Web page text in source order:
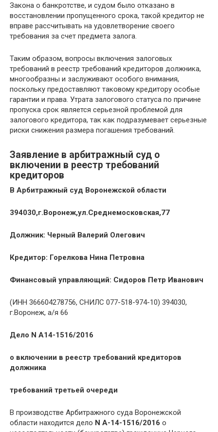
Закона о банкротстве, и судом было отказано в
восстановлении пропущенного срока, такой кредитор не
вправе рассчитывать на удовлетворение своего
требования за счет предмета залога.
Таким образом, вопросы включения залоговых
требований в реестр требований кредиторов должника,
многообразны и заслуживают особого внимания,
поскольку предоставляют таковому кредитору особые
гарантии и права. Утрата залогового статуса по причине
пропуска срок является серьезной проблемой для
залогового кредитора, так как подразумевает серьезные
риски снижения размера погашения требований.
Заявление в арбитражный суд о
включении в реестр требований
кредиторов
В Арбитражный суд Воронежской области
394030,г.Воронеж,ул.Среднемосковская,77
Должник: Черный Валерий Олегович
Кредитор: Горелкова Нина Петровна
Финансовый управляющий: Сидоров Петр Иванович
(ИНН 366604278756, СНИЛС 077-518-974-10) 394030,
г.Воронеж, а/я 66
Дело N А14-1516/2016
о включении в реестр требований кредиторов
должника
требований третьей очереди
В производстве Арбитражного суда Воронежской
области находится дело N А-14-1516/2016 о